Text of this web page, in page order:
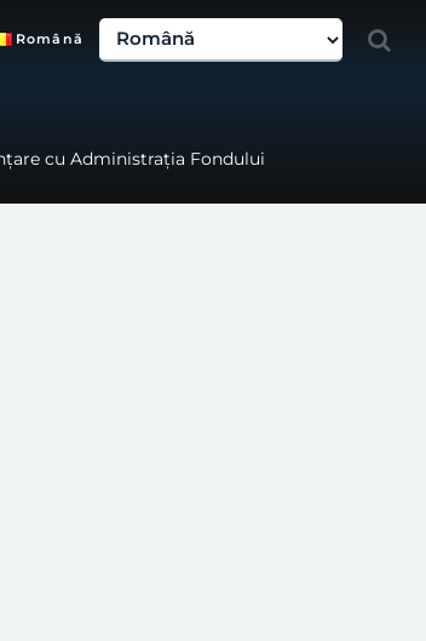
Română
cu Administrația Fondului